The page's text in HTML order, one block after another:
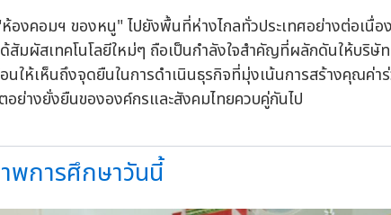
องคอมฯ ของหนู" ไปยังพื้นที่ห่างไกลทั่วประเทศอย่างต่อเนื่อ
สัมผัสเทคโนโลยีใหม่ๆ ถือเป็นกำลังใจสำคัญที่ผลักดันให้บริษั
ให้เห็นถึงจุดยืนในการดำเนินธุรกิจที่มุ่งเน้นการสร้างคุณค่า
ย่างยั่งยืนขององค์กรและสังคมไทยควบคู่กันไป
พการศึกษาวันนี้